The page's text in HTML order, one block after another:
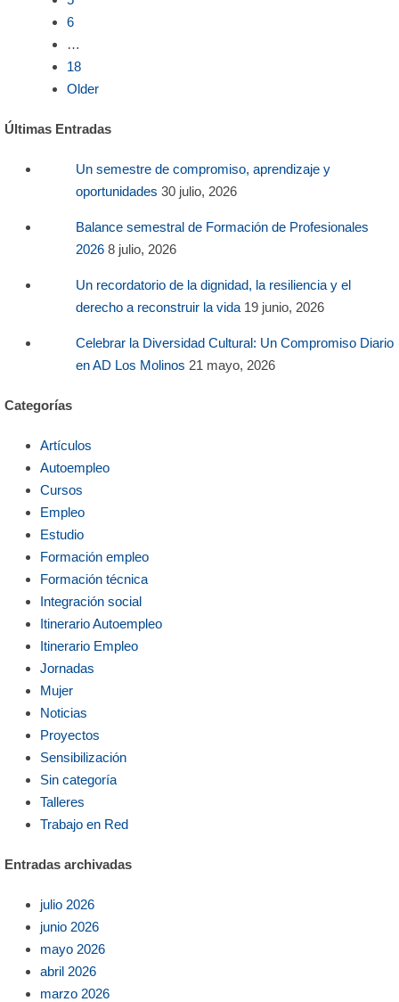
6
…
18
Older
Últimas Entradas
Un semestre de compromiso, aprendizaje y
oportunidades 30 julio, 2026
Balance semestral de Formación de Profesionales
2026 8 julio, 2026
Un recordatorio de la dignidad, la resiliencia y el
derecho a reconstruir la vida 19 junio, 2026
Celebrar la Diversidad Cultural: Un Compromiso Diario
en AD Los Molinos 21 mayo, 2026
Categorías
Artículos
Autoempleo
Cursos
Empleo
Estudio
Formación empleo
Formación técnica
Integración social
Itinerario Autoempleo
Itinerario Empleo
Jornadas
Mujer
Noticias
Proyectos
Sensibilización
Sin categoría
Talleres
Trabajo en Red
Entradas archivadas
julio 2026
junio 2026
mayo 2026
abril 2026
marzo 2026